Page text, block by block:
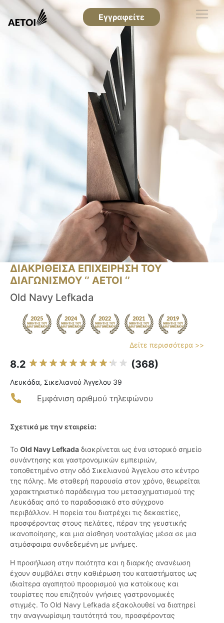
Εγγραφείτε
ΔΙΑΚΡΙΘΕΙΣΑ ΕΠΙΧΕΙΡΗΣΗ ΤΟΥ
ΔΙΑΓΩΝΙΣΜΟΥ ‘’ ΑΕΤΟΙ ‘’
Old Navy Lefkada
Δείτε περισσότερα >>
8.2 (368)
Λευκάδα, Σικελιανού Άγγελου 39
Εμφάνιση αριθμού τηλεφώνου
Σχετικά με την εταιρεία:
Το Old Navy Lefkada διακρίνεται ως ένα ιστορικό σημείο
συνάντησης και γαστρονομικών εμπειριών,
τοποθετημένο στην οδό Σικελιανού Άγγελου στο κέντρο
της πόλης. Με σταθερή παρουσία στον χρόνο, θεωρείται
χαρακτηριστικό παράδειγμα του μετασχηματισμού της
Λευκάδας από το παραδοσιακό στο σύγχρονο
περιβάλλον. Η πορεία του διατρέχει τις δεκαετίες,
προσφέροντας στους πελάτες, πέραν της γευστικής
ικανοποίησης, και μια αίσθηση νοσταλγίας μέσα σε μια
ατμόσφαιρα συνδεδεμένη με μνήμες.
Η προσήλωση στην ποιότητα και η διαρκής ανανέωση
έχουν συμβάλει στην καθιέρωση του καταστήματος ως
ιδιαίτερα αγαπητού προορισμού για κατοίκους και
τουρίστες που επιζητούν γνήσιες γαστρονομικές
στιγμές. Το Old Navy Lefkada εξακολουθεί να διατηρεί
την αναγνωρίσιμη ταυτότητά του, προσφέροντας